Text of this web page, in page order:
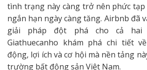
tình trạng này càng trở nên phức
ngắn hạn ngày càng tăng. Airbnb đã
giải pháp đột phá cho cả hai
Giathuecanho khám phá chi tiết
động, lợi ích và cơ hội mà nền tảng
trường bất động sản Việt Nam.